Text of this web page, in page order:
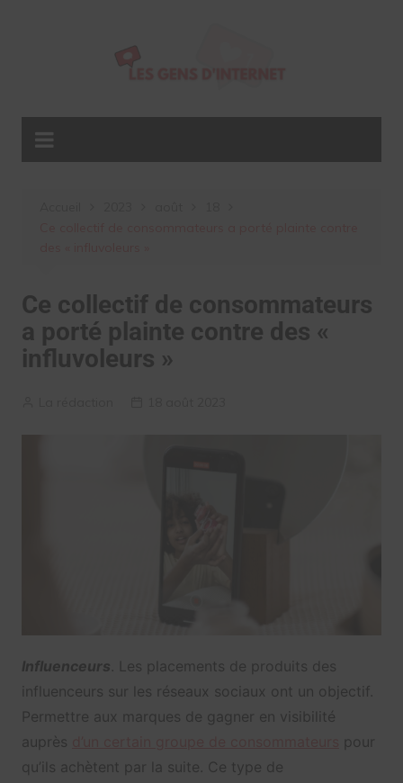
Ce collectif de consommateurs
a porté plainte contre des «
influvoleurs »
Influenceurs . Les placements de produits des
influenceurs sur les réseaux sociaux ont un objectif.
Permettre aux marques de gagner en visibilité
auprès
pour
qu’ils achètent par la suite. Ce type de